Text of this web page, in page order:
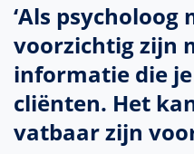
‘Als psycholoog
voorzichtig zijn
informatie die
cliënten. Het
vatbaar zijn